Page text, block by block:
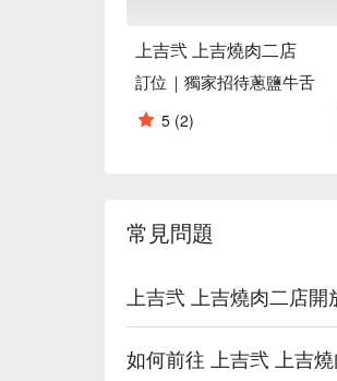
【免預付訂位】輕鬆便捷，
上吉弐 上吉燒肉二店
訂位｜獨家招待蔥鹽牛舌
5 (2)
常見問題
上吉弐 上吉燒肉二店開
如何前往 上吉弐 上吉燒